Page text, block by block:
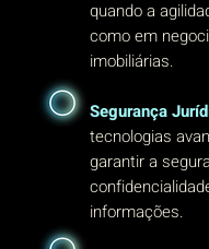
quando a
como em
imobiliárias.
Segurança
tecnologias
garantir a
informações.